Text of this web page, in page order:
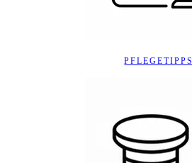
PFLEGETIPPS